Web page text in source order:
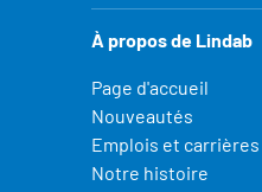
À propos de Lindab
Page d'accueil
Nouveautés
Emplois et carrières
Notre histoire